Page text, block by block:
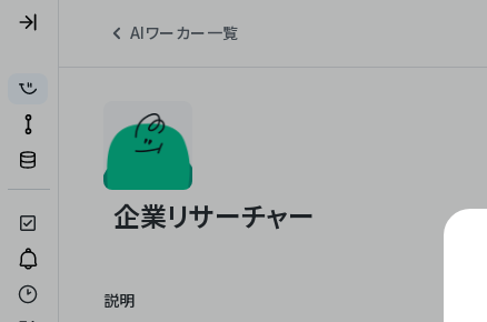
AIワーカー一覧
説明